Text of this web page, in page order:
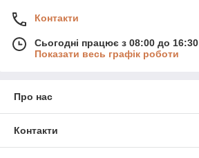
Контакти
Сьогодні працює з 08:00 до 16:30
Показати весь графік роботи
Про нас
Контакти